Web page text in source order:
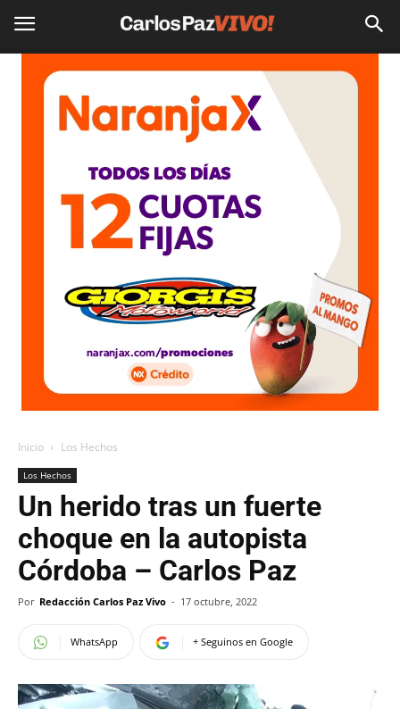
Inicio Los Hechos
Los Hechos
Un herido tras un fuerte
choque en la autopista
Córdoba – Carlos Paz
Por Redacción Carlos Paz Vivo - 17 octubre, 2022
WhatsApp + Seguinos en Google